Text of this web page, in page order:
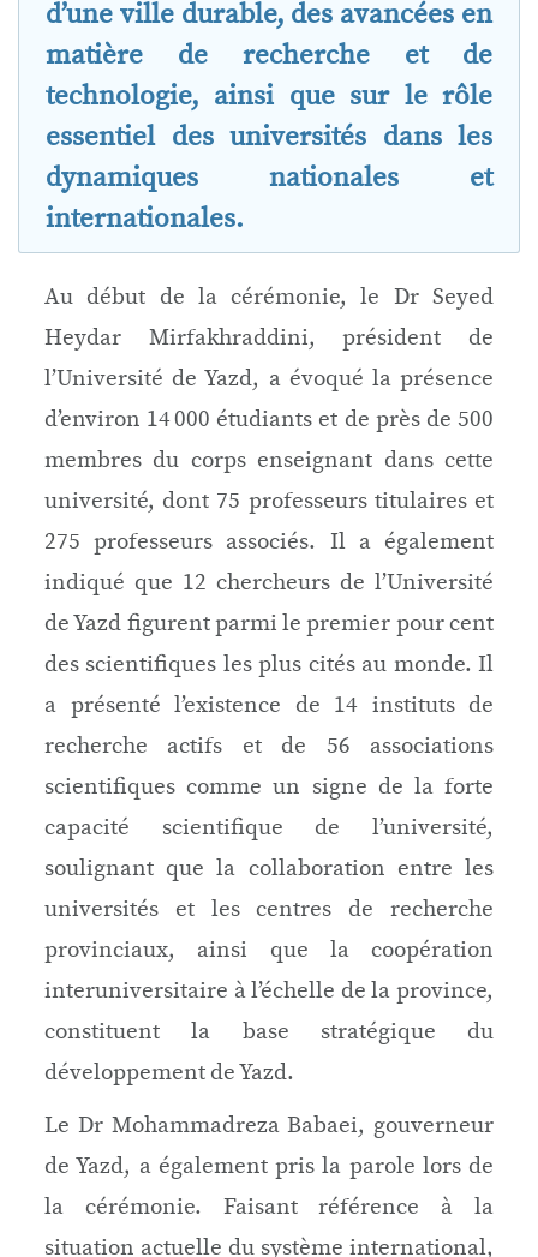
d’une ville durable, des avancées en
matière de recherche et de
technologie, ainsi que sur le rôle
essentiel des universités dans les
dynamiques nationales et
internationales.
Au début de la cérémonie, le Dr Seyed
Heydar Mirfakhraddini, président de
l’Université de Yazd, a évoqué la présence
d’environ 14 000 étudiants et de près de 500
membres du corps enseignant dans cette
université, dont 75 professeurs titulaires et
275 professeurs associés. Il a également
indiqué que 12 chercheurs de l’Université
de Yazd figurent parmi le premier pour cent
des scientifiques les plus cités au monde. Il
a présenté l’existence de 14 instituts de
recherche actifs et de 56 associations
scientifiques comme un signe de la forte
capacité scientifique de l’université,
soulignant que la collaboration entre les
universités et les centres de recherche
provinciaux, ainsi que la coopération
interuniversitaire à l’échelle de la province,
constituent la base stratégique du
développement de Yazd.
Le Dr Mohammadreza Babaei, gouverneur
de Yazd, a également pris la parole lors de
la cérémonie. Faisant référence à la
situation actuelle du système international,